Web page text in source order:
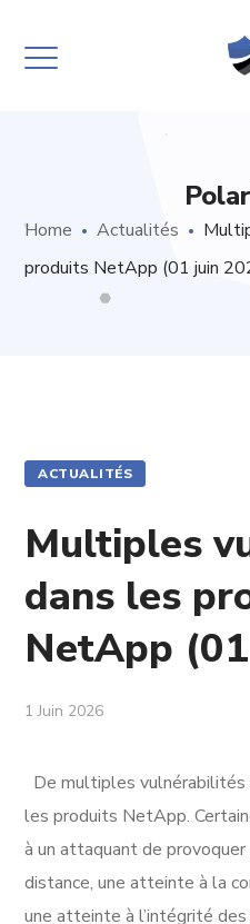
Home Actualités
produits NetApp (01 juin
ACTUALITÉS
Multiples
dans les
NetApp
1 Juin 2026
De multiples
les produits NetApp.
à un attaquant de provoquer
distance, une atteinte à la
une atteinte à l’intégrité